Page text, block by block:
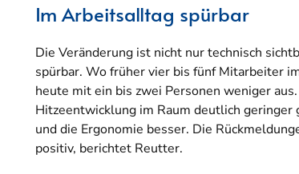
Im Arbeitsalltag spürbar
Die Veränderung ist nicht nur technisch
spürbar. Wo früher vier bis fünf Mitarbeiter
heute mit ein bis zwei Personen weniger
Hitzeentwicklung im Raum deutlich geringer
und die Ergonomie besser. Die
positiv, berichtet Reutter.